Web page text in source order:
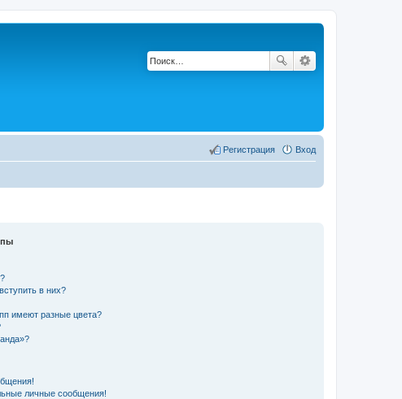
Вход
Регистрация
в них?
имеют разные цвета?
личные сообщения!